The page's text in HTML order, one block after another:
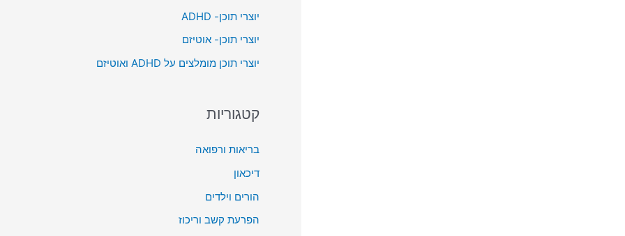
o
:
יוצרי תוכן- ADHD
יוצרי תוכן- אוטיזם
יוצרי תוכן מומלצים על ADHD ואוטיזם
קטגוריות
בריאות ורפואה
דיכאון
הורים וילדים
הפרעת קשב וריכוז